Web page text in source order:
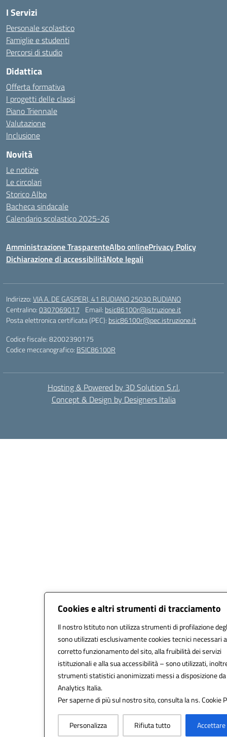
Cookies e altri strumenti di tracciamento
Il nostro Istituto non utilizza strumenti di profilazione
sono utilizzati esclusivamente cookies tecnici necessari
corretto funzionamento del sito, alla fruibilità dei servizi
istituzionali e alla sua accessibilità – sono utilizzati,
strumenti statistici anonimizzati messi a disposizione da
Analytics Italia.
Per saperne di più sul nostro sito, consulta la ns. Cookie
Personalizza Rifiuta tutto
I Servizi
Personale scolastico
Famiglie e studenti
Percorsi di studio
Didattica
Offerta formativa
I progetti delle classi
Piano Triennale
Valutazione
Inclusione
Novità
Le notizie
Le circolari
Storico Albo
Bacheca sindacale
Calendario scolastico 2025-26
Amministrazione TrasparenteAlbo onlinePrivacy Policy
Dichiarazione di accessibilitàNote legali
Indirizzo:VIA A. DE GASPERI, 41 RUDIANO 25030 RUDIANO
Centralino:0307069017 Email: bsic86100r@istruzione.it
Posta elettronica certificata (PEC): bsic86100r@pec.istruzione.it
Codice fiscale: 82002390175
Codice meccanografico: BSIC86100R
Hosting & Powered by 3D Solution S.r.l.
Concept & Design by Designers Italia